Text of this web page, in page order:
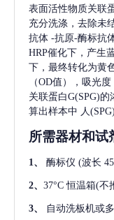
表面活性物质关联
充分洗涤，去除未
抗体 -抗原-酶标抗
HRP催化下，产生
下，最终转化为黄
（OD值），吸光
关联蛋白G(SPG)的
算出样本中 人(SPG)
所需器材和试
1、 酶标仪 (波长
2、 37°C 恒温箱(不
3、 自动洗板机或